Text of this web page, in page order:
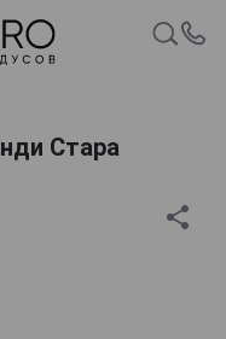
Стара